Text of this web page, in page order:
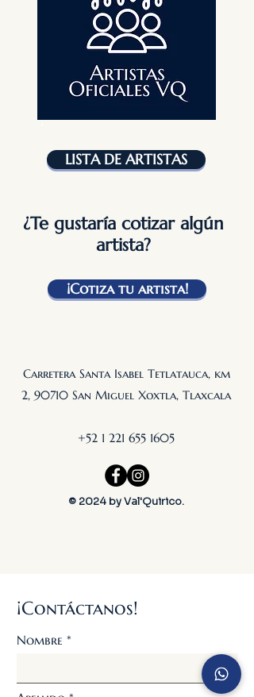
LISTA DE ARTISTAS
¿Te gustaría cotizar algún
artista?
¡Cotiza tu artista!
Carretera Santa Isabel Tetlatauca, km
2, 90710 San Miguel Xoxtla, Tlaxcala
+52 1 221 655 1605
© 2024 by Val'Quirico.
¡Contáctanos!
Nombre